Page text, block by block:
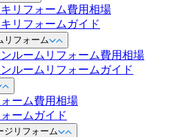
リフォーム費用相場
リフォームガイド
リフォーム
ルームリフォーム費用相場
ルームリフォームガイド
ーム費用相場
ームガイド
ジリフォーム